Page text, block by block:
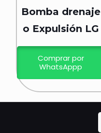
Bomba drenaje
o Expulsión LG
Comprar por
WhatsAppp